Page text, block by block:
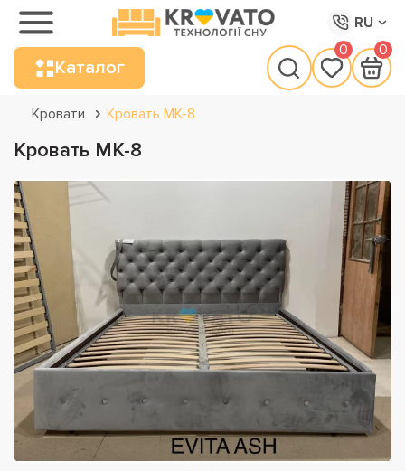
RU
Каталог
0 0
Кровати Кровать МК-8
Кровать МК-8